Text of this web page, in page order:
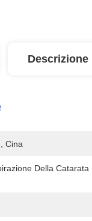
Cina
Della Catarata